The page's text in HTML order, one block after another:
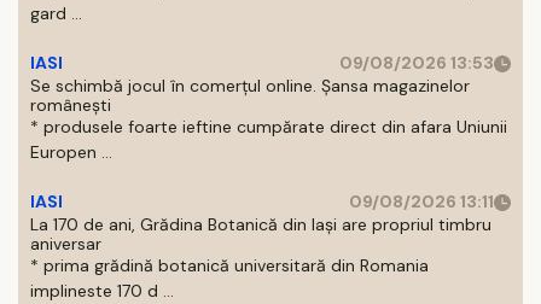
gard ...
IASI
09/08/2026 13:53
Se schimbă jocul în comerțul online. Șansa magazinelor
românești
* produsele foarte ieftine cumpărate direct din afara Uniunii
Europen ...
IASI
09/08/2026 13:11
La 170 de ani, Grădina Botanică din Iași are propriul timbru
aniversar
* prima grădină botanică universitară din Romania
implineste 170 d ...